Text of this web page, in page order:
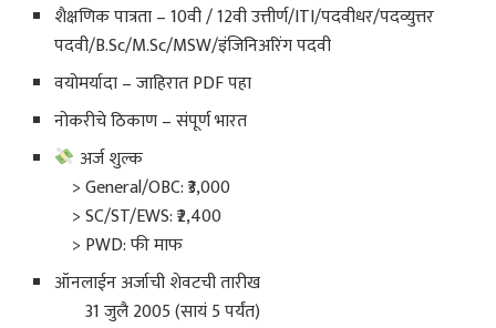
शैक्षणिक पात्रता – 10वी / 12वी उत्तीर्ण/ITI/पदवीधर/पदव्युत्तर
पदवी/B.Sc/M.Sc/MSW/इंजिनिअरिंग पदवी
वयोमर्यादा – जाहिरात PDF पहा
नोकरीचे ठिकाण – संपूर्ण भारत
अर्ज शुल्क
> General/OBC: ₹3,000
> SC/ST/EWS: ₹2,400
> PWD: फी माफ
ऑनलाईन अर्जाची शेवटची तारीख
31 जुलै 2005 (सायं 5 पर्यंत)